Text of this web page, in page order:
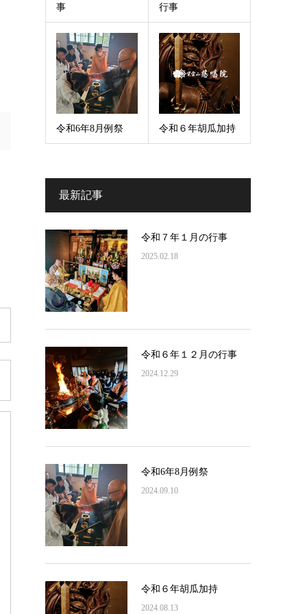
事
行事
令和6年8月例祭 令和６年胡瓜加持
最新記事
令和７年１月の行事
2025.02.18
令和６年１２月の行事
2024.12.29
令和6年8月例祭
2024.09.10
令和６年胡瓜加持
2024.08.13